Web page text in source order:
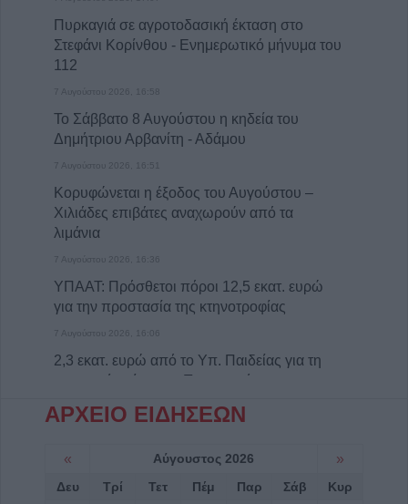
Πυρκαγιά σε αγροτοδασική έκταση στο
Στεφάνι Κορίνθου - Ενημερωτικό μήνυμα του
112
7 Αυγούστου 2026, 16:58
Το Σάββατο 8 Αυγούστου η κηδεία του
Δημήτριου Αρβανίτη - Αδάμου
7 Αυγούστου 2026, 16:51
Κορυφώνεται η έξοδος του Αυγούστου –
Χιλιάδες επιβάτες αναχωρούν από τα
λιμάνια
7 Αυγούστου 2026, 16:36
ΥΠΑΑΤ: Πρόσθετοι πόροι 12,5 εκατ. ευρώ
για την προστασία της κτηνοτροφίας
7 Αυγούστου 2026, 16:06
2,3 εκατ. ευρώ από το Υπ. Παιδείας για τη
φοιτητική στέγη στο Πανεπιστήμιο
Υπεγράφη η σύμβαση του έργου για την
Τ.Κ. Βραγκιανών, Στεφανιάδας, Καρυάς,
ΑΡΧΕΙΟ ΕΙΔΗΣΕΩΝ
« Αύγουστος 2026 »
Δευ Τρί Τετ Πέμ Παρ Σάβ Κυρ